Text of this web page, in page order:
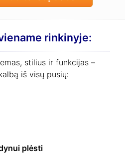
rinkinyje:
stilius ir funkcijas –
iš visų pusių:
plėsti